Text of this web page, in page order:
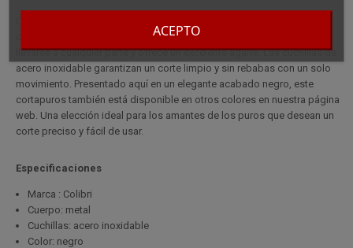
ACEPTO
ofrece un corte recto preciso. Con un grosor de sólo 9 mm, puede
llevarse a cualquier parte y ofrece un excelente agarre. Las cuchillas de
acero inoxidable garantizan un corte limpio y sin rebabas con un solo
movimiento. Presentado aquí en un elegante acabado negro, este
cortapuros también está disponible en otros colores en nuestra página
web. Una elección ideal para los amantes de los puros que desean un
corte preciso y fácil de usar.
Especificaciones
Marca : Colibri
Cuerpo: metal
Cuchillas: acero inoxidable
Color: negro